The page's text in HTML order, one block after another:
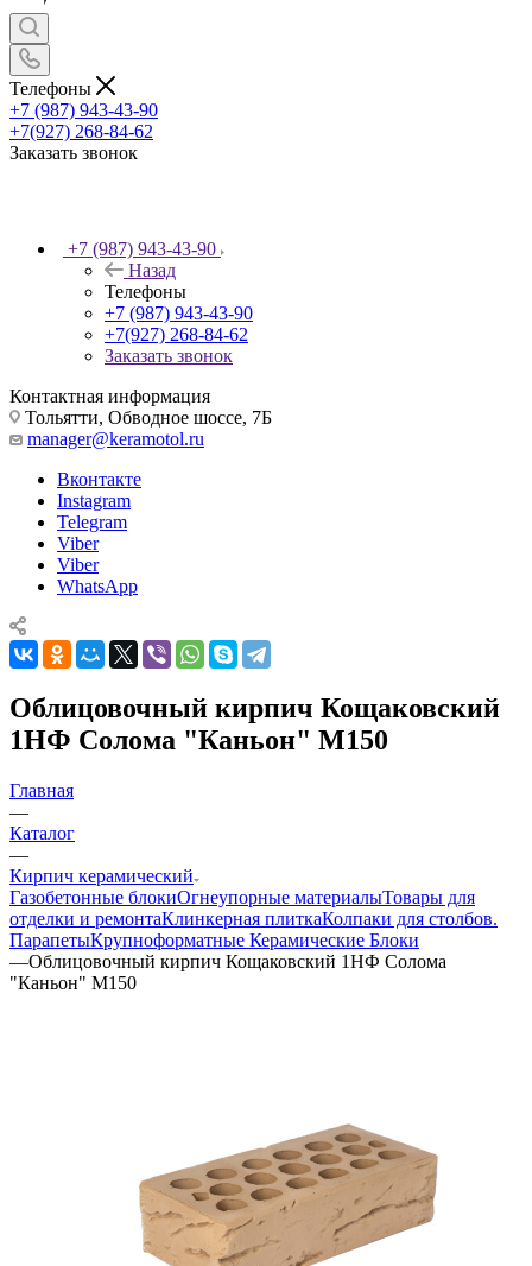
Телефоны
+7 (987) 943-43-90
+7(927) 268-84-62
Заказать звонок
+7 (987) 943-43-90
Назад
Телефоны
+7 (987) 943-43-90
+7(927) 268-84-62
Заказать звонок
Контактная информация
Тольятти, Обводное шоссе, 7Б
manager@keramotol.ru
Вконтакте
Instagram
Telegram
Viber
Viber
WhatsApp
Облицовочный кирпич Кощаковский
1НФ Солома "Каньон" М150
Главная
—
Каталог
—
Кирпич керамический
Газобетонные блокиОгнеупорные материалыТовары для
отделки и ремонтаКлинкерная плиткаКолпаки для столбов.
ПарапетыКрупноформатные Керамические Блоки
—Облицовочный кирпич Кощаковский 1НФ Солома
"Каньон" М150